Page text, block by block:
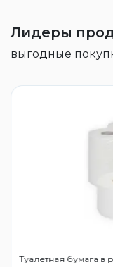
Лидеры
выгодные
Туалетная бумага в